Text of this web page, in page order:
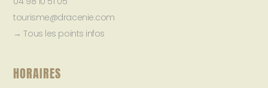
tourisme@dracenie.com
→ Tous les points infos
HORAIRES